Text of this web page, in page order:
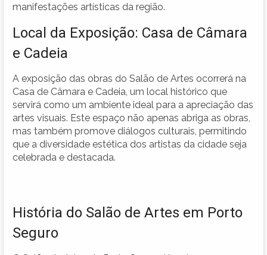
manifestações artísticas da região.
Local da Exposição: Casa de Câmara
e Cadeia
A exposição das obras do Salão de Artes ocorrerá na
Casa de Câmara e Cadeia, um local histórico que
servirá como um ambiente ideal para a apreciação das
artes visuais. Este espaço não apenas abriga as obras,
mas também promove diálogos culturais, permitindo
que a diversidade estética dos artistas da cidade seja
celebrada e destacada.
História do Salão de Artes em Porto
Seguro